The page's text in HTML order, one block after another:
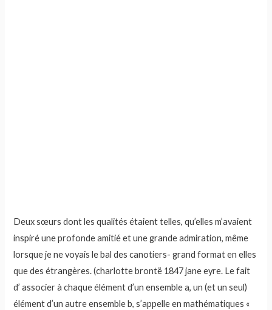
Deux sœurs dont les qualités étaient telles, qu’elles m’avaient
inspiré une profonde amitié et une grande admiration, même
lorsque je ne voyais le bal des canotiers- grand format en elles
que des étrangères. (charlotte brontë 1847 jane eyre. Le fait
d’ associer à chaque élément d’un ensemble a, un (et un seul)
élément d’un autre ensemble b, s’appelle en mathématiques «